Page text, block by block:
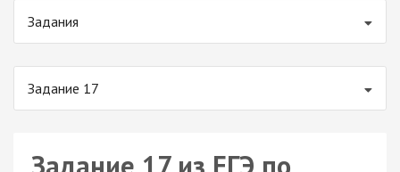
Задания
Задание 17